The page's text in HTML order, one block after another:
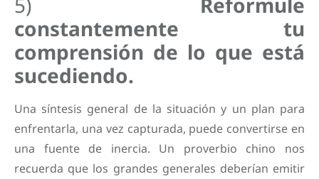
constantemente tu
comprensión de lo que está
sucediendo.
Una síntesis general de la situación y un plan para
enfrentarla, una vez capturada, puede convertirse en
una fuente de inercia. Un proverbio chino nos
recuerda que los grandes generales deberían emitir